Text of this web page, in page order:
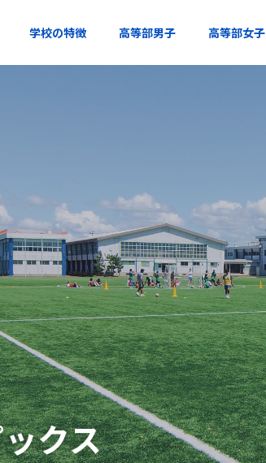
学校の特徴 高等部男子 高等部女子
クス